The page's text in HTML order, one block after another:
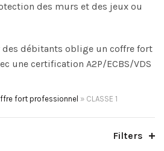
des murs et des jeux ou
des débitants oblige un coffre fort
une certification A2P/ECBS/VDS
fort professionnel » CLASSE 1
Filters